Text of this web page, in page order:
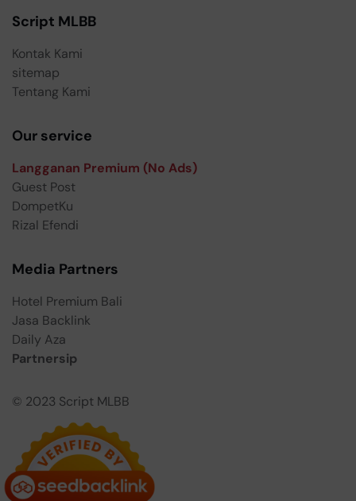
Script MLBB
Kontak Kami
sitemap
Tentang Kami
Our service
Langganan Premium (No Ads)
Guest Post
DompetKu
Rizal Efendi
Media Partners
Hotel Premium Bali
Jasa Backlink
Daily Aza
Partnersip
© 2023 Script MLBB